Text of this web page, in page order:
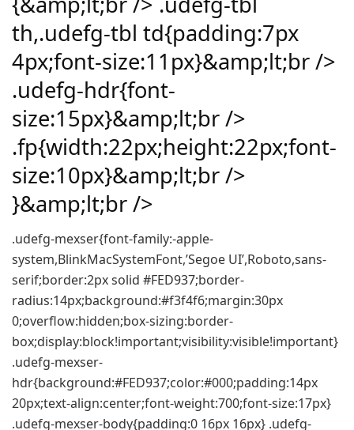
th,.udefg-tbl td{padding:7px
4px;font-size:11px}&amp;lt;br />
.udefg-hdr{font-
size:15px}&amp;lt;br />
.fp{width:22px;height:22px;font-
size:10px}&amp;lt;br />
}&amp;lt;br />
.udefg-mexser{font-family:-apple-
system,BlinkMacSystemFont,’Segoe UI’,Roboto,sans-
serif;border:2px solid #FED937;border-
radius:14px;background:#f3f4f6;margin:30px
0;overflow:hidden;box-sizing:border-
box;display:block!important;visibility:visible!important}
.udefg-mexser-
hdr{background:#FED937;color:#000;padding:14px
20px;text-align:center;font-weight:700;font-size:17px}
.udefg-mexser-body{padding:0 16px 16px} .udefg-